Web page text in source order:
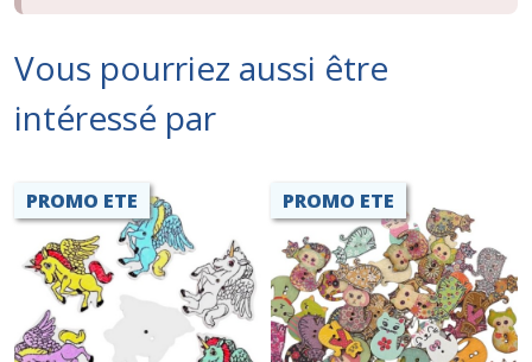
Vous pourriez aussi être
intéressé par
PROMO ETE PROMO ETE